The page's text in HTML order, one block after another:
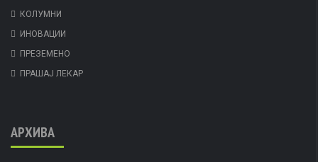
КОЛУМНИ
ИНОВАЦИИ
ПРЕЗЕМЕНО
ПРАШАЈ ЛЕКАР
АРХИВА